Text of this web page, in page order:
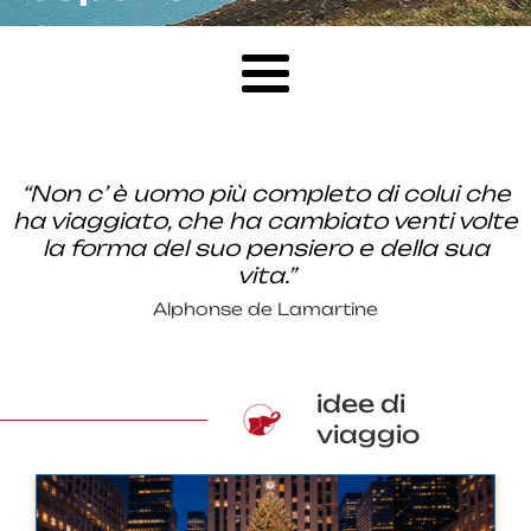
“Non c’ è uomo più completo di colui che
ha viaggiato, che ha cambiato venti volte
la forma del suo pensiero e della sua
vita.”
Alphonse de Lamartine
idee di
viaggio